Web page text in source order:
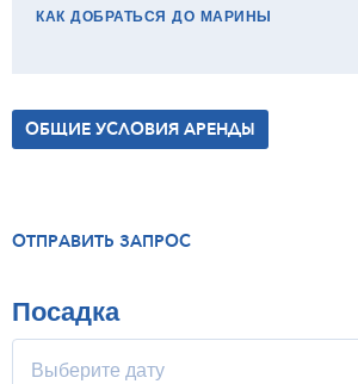
КАК ДОБРАТЬСЯ ДО МАРИНЫ
ОБЩИЕ УСЛОВИЯ АРЕНДЫ
ОТПРАВИТЬ ЗАПРОС
Посадка